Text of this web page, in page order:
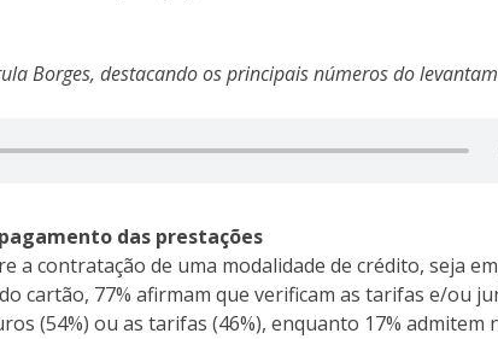
Borges, destacando os principais números do
das prestações
a contratação de uma modalidade de crédito, seja
cartão, 77% afirmam que verificam as tarifas e/ou
(54%) ou as tarifas (46%), enquanto 17% admitem